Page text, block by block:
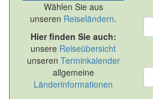
Wählen Sie aus
unseren Reiseländern.
Hier finden Sie auch:
unsere Reiseübersicht
unseren Terminkalender
allgemeine
Länderinformationen